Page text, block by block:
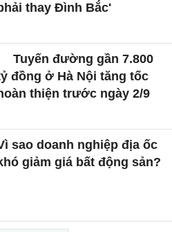
thay Đình Bắc'
Tuyến đường gần 7.800
đồng ở Hà Nội tăng tốc
thiện trước ngày 2/9
sao doanh nghiệp địa ốc
giảm giá bất động sản?